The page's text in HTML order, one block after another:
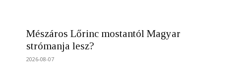
Mészáros Lőrinc mostantól Magyar
strómanja lesz?
2026-08-07